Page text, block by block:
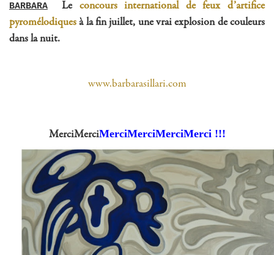
BARBARA Le concours international de feux d’artifice
pyromélodiques à la fin juillet, une vrai explosion de couleurs
dans la nuit.
www.barbarasillari.com
MerciMerciMerciMerciMerciMerci !!!